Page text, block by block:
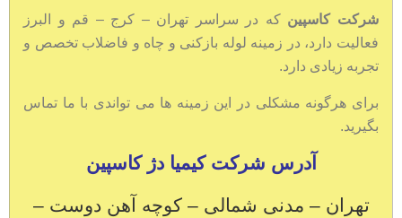
شرکت کاسپین که در سراسر تهران – کرج – قم و البرز
فعالیت دارد، در زمینه لوله بازکنی و چاه و فاضلاب تخصص و
تجربه زیادی دارد.
برای هرگونه مشکلی در این زمینه ها می تواندی با ما تماس
بگیرید.
آدرس شرکت کیمیا دژ کاسپین
تهران – مدنی شمالی – کوچه آهن دوست –